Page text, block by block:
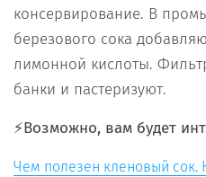
консервирование. В
березового сока
лимонной кислоты.
банки и пастеризуют.
⚡️Возможно, вам будет
Чем полезен кленовый сок.